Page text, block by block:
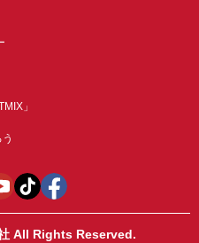
」
All Rights Reserved.